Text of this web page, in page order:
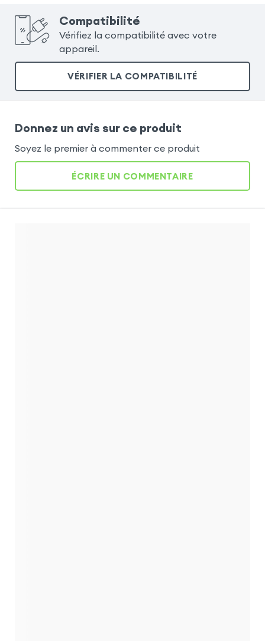
Compatibilité
Vérifiez la compatibilité avec votre
appareil.
VÉRIFIER LA COMPATIBILITÉ
Donnez un avis sur ce produit
Soyez le premier à commenter ce produit
ÉCRIRE UN COMMENTAIRE